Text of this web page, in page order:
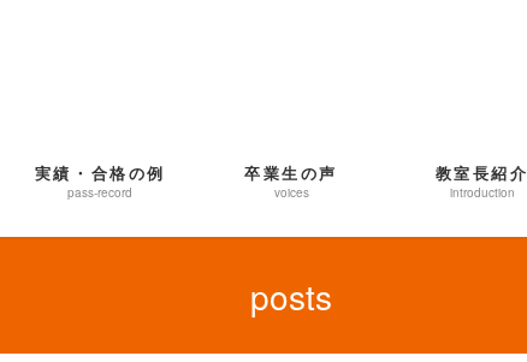
実績・合格の例
pass-record
卒業生の声
voices
教室長紹介
introduction
posts